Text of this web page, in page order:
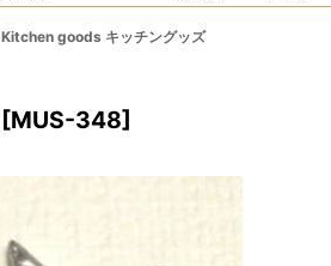
Kitchen goods キッチングッズ
[MUS-348]